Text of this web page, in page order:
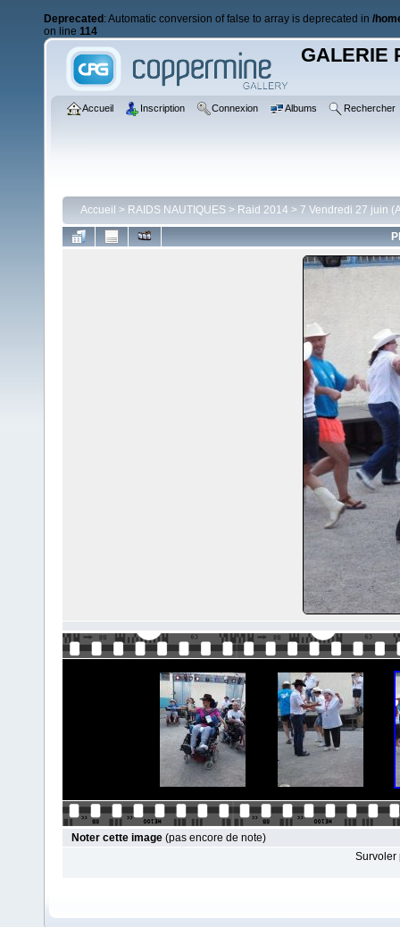
Deprecated : Automatic conversion of false to array is deprecated in /
on line 114
GALERIE
Accueil Inscription Connexion Albums Rechercher
Accueil > RAIDS NAUTIQUES > Raid 2014 > 7 Vendredi 27 juin
Noter cette image (pas encore de note)
Survoler